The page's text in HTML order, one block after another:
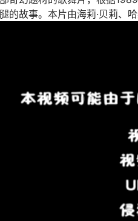
的故事。本片由海莉·贝莉、